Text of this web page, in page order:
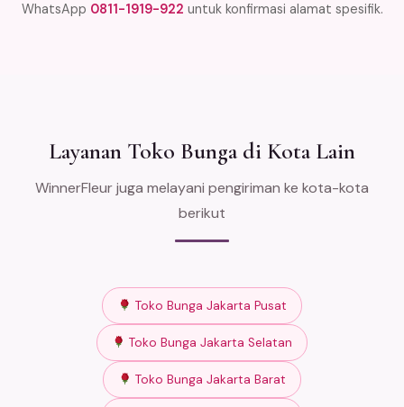
WhatsApp 0811-1919-922 untuk konfirmasi alamat spesifik.
Layanan Toko Bunga di Kota Lain
WinnerFleur juga melayani pengiriman ke kota-kota
berikut
Toko Bunga Jakarta Pusat
Toko Bunga Jakarta Selatan
Toko Bunga Jakarta Barat